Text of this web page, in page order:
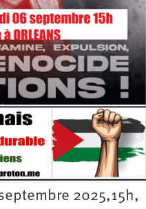
2025,15h,